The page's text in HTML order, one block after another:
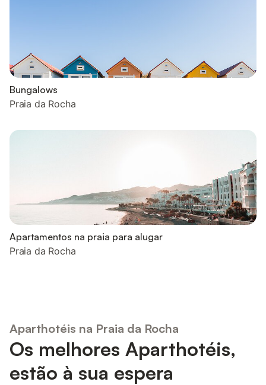
Bungalows
Praia da Rocha
Apartamentos na praia para alugar
Praia da Rocha
Aparthotéis na Praia da Rocha
Os melhores Aparthotéis,
estão à sua espera